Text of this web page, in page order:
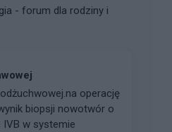
- forum dla rodziny i
operację
biopsji nowotwór o
IVB w systemie